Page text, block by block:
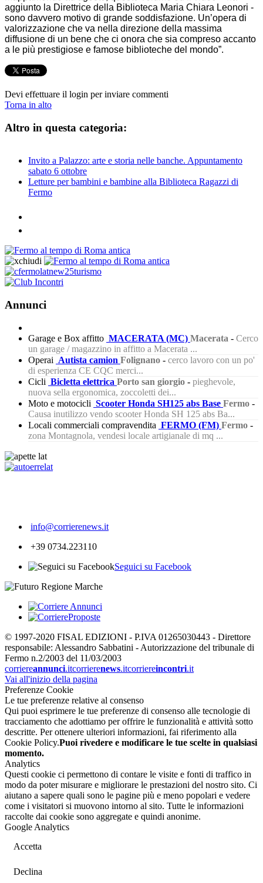
aggiunto la Direttrice della Biblioteca Maria Chiara Leonori -
sono davvero motivo di grande soddisfazione. Un’opera di
valorizzazione che va nella direzione della massima
diffusione di un bene che ci onora che sia compreso accanto
a le più prestigiose e famose biblioteche del mondo”.
Devi effettuare il login per inviare commenti
Torna in alto
Altro in questa categoria:
Invito a Palazzo: arte e storia nelle banche. Appuntamento
sabato 6 ottobre
Letture per bambini e bambine alla Biblioteca Ragazzi di
Fermo
Annunci
Garage e Box affitto MACERATA (MC) Macerata - Cerco
un garage / magazzino in affitto a Macerata ...
Operai Autista camion Folignano - cerco lavoro con un po'
di esperienza CE CQC merci...
Cicli Bicletta elettrica Porto san giorgio - pieghevole,
nuova sella ergonomica, zoccoletti dei...
Moto e motocicli Scooter Honda SH125 abs Base Fermo -
Causa inutilizzo vendo scooter Honda SH 125 abs Ba...
Locali commerciali compravendita FERMO (FM) Fermo -
zona Montagnola, vendesi locale artigianale di mq ...
info@corrierenews.it
+39 0734.223110
Seguici su Facebook
© 1997-2020 FISAL EDIZIONI - P.IVA 01265030443 - Direttore
responsabile: Alessandro Sabbatini - Autorizzazione del tribunale di
Fermo n.2/2003 del 11/03/2003
corriereannunci.itcorrierenews.itcorriereincontri.it
Vai all'inizio della pagina
Preferenze Cookie
Le tue preferenze relative al consenso
Qui puoi esprimere le tue preferenze di consenso alle tecnologie di
tracciamento che adottiamo per offrire le funzionalità e attività sotto
descritte. Per ottenere ulteriori informazioni, fai riferimento alla
Cookie Policy.Puoi rivedere e modificare le tue scelte in qualsiasi
momento.
Analytics
Questi cookie ci permettono di contare le visite e fonti di traffico in
modo da poter misurare e migliorare le prestazioni del nostro sito. Ci
aiutano a sapere quali sono le pagine più e meno popolari e vedere
come i visitatori si muovono intorno al sito. Tutte le informazioni
raccolte dai cookie sono aggregate e quindi anonime.
Google Analytics
Accetta
Declina